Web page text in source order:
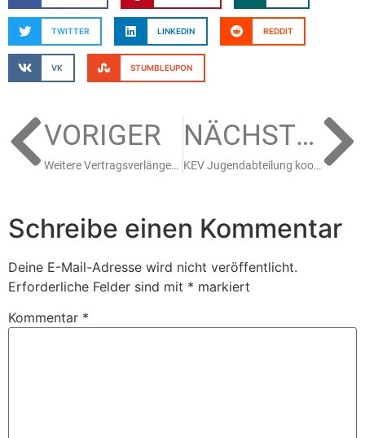
TWITTER LINKEDIN REDDIT
VK STUMBLEUPON
VORIGER
Weitere Vertragsverlängerung: Patrick Demetz bleibt beim KEV81
NÄCHSTER
KEV Jugendabteilung kooperiert mit der Fußballjugend von Borussia Mönchengladbach
Schreibe einen Kommentar
Deine E-Mail-Adresse wird nicht veröffentlicht.
Erforderliche Felder sind mit * markiert
Kommentar *